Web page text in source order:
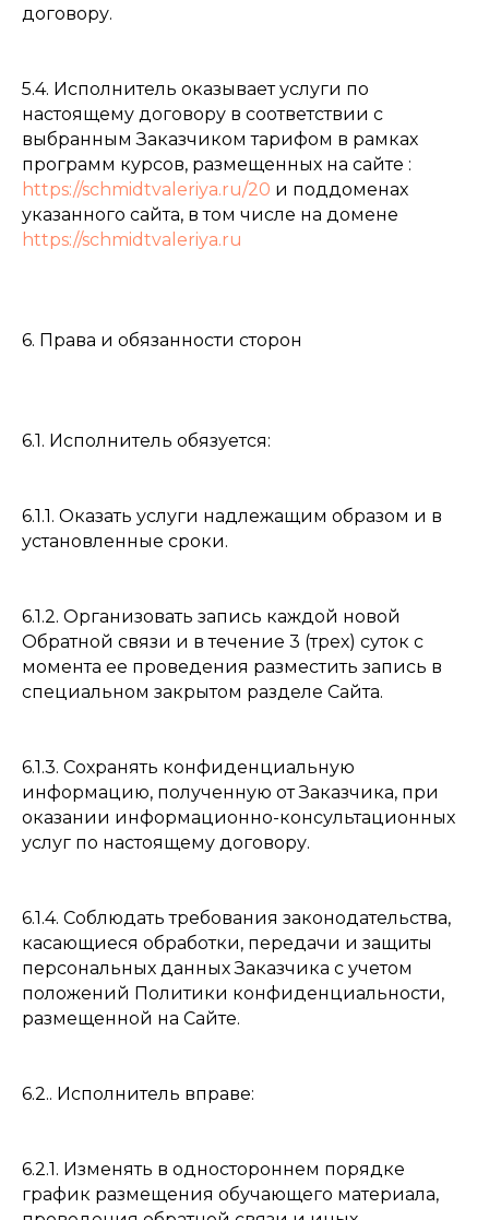
ОБСУДИТЬ ПРОЕКТ
договору.
5.4. Исполнитель оказывает услуги по
настоящему договору в соответствии с
выбранным Заказчиком тарифом в рамках
программ курсов, размещенных на сайте :
https://schmidtvaleriya.ru/20 и поддоменах
указанного сайта, в том числе на домене
https://schmidtvaleriya.ru
6. Права и обязанности сторон
6.1. Исполнитель обязуется:
6.1.1. Оказать услуги надлежащим образом и в
установленные сроки.
6.1.2. Организовать запись каждой новой
Обратной связи и в течение 3 (трех) суток с
момента ее проведения разместить запись в
специальном закрытом разделе Сайта.
6.1.3. Сохранять конфиденциальную
информацию, полученную от Заказчика, при
оказании информационно-консультационных
услуг по настоящему договору.
6.1.4. Соблюдать требования законодательства,
касающиеся обработки, передачи и защиты
персональных данных Заказчика с учетом
положений Политики конфиденциальности,
размещенной на Сайте.
6.2.. Исполнитель вправе:
6.2.1. Изменять в одностороннем порядке
график размещения обучающего материала,